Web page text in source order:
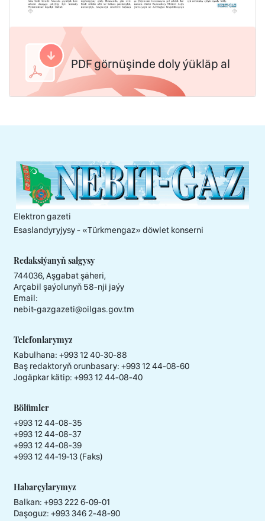
PDF görnüşinde doly ýükläp al
Elektron gazeti
Esaslandyryjysy - «Тürkmengaz» döwlet konserni
Redaksiýanyň salgysy
744036, Aşgabat şäheri,
Arçabil şaýolunyň 58-nji jaýy
Email:
nebit-gazgazeti@oilgas.gov.tm
Telefonlarymyz
Kabulhana: +993 12 40-30-88
Baş redaktoryň orunbasary: +993 12 44-08-60
Jogäpkar kätip: +993 12 44-08-40
Bölümler
+993 12 44-08-35
+993 12 44-08-37
+993 12 44-08-39
+993 12 44-19-13 (Faks)
Habarçylarymyz
Balkan: +993 222 6-09-01
Daşoguz: +993 346 2-48-90